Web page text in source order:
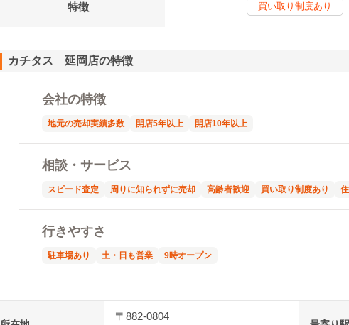
特徴 買い取り制度あり
カチタス 延岡店の特徴
会社の特徴
地元の売却実績多数 開店5年以上 開店10年以上
相談・サービス
スピード査定 周りに知られずに売却 高齢者歓迎 買い取り制度あり
行きやすさ
駐車場あり 土・日も営業 9時オープン
〒882-0804